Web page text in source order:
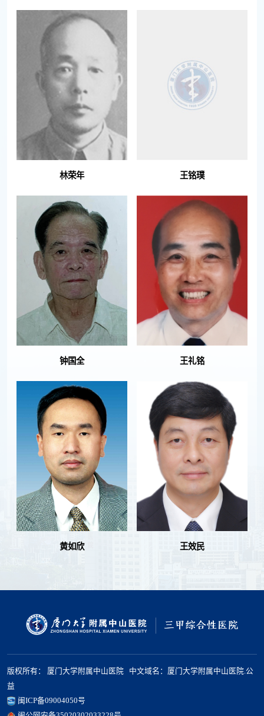
林荣年 王铭璞
钟国全 王礼铭
黄如欣 王效民
版权所有： 厦门大学附属中山医院 中文域名：厦门大学附属中山医院.公
益
闽ICP备09004050号